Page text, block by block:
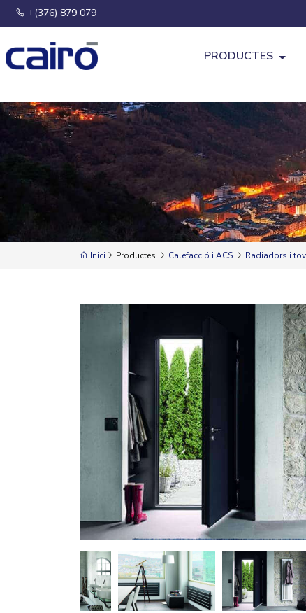
+(376) 879 079
PRODUCTES
Inici Productes Calefacció i ACS Radiadors i